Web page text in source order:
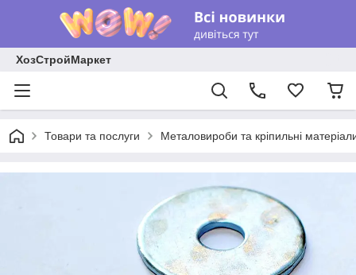
ХозСтройМаркет
Товари та послуги Металовироби та кріпильні